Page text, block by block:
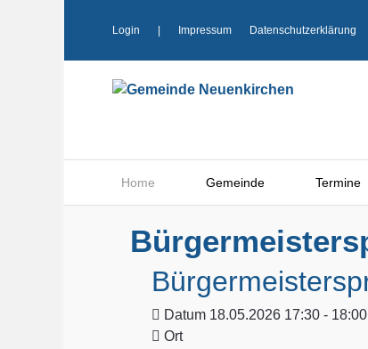
Login Impressum Datenschutzerklärung
Home Gemeinde Termine
Datum 18.05.2026 17:30 - 18:00
Ort